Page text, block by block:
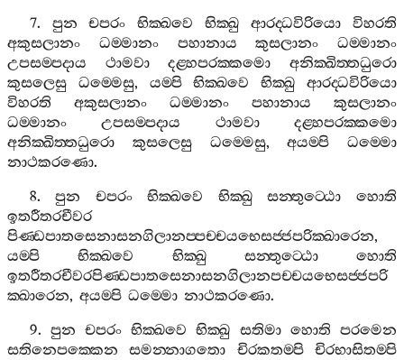
7. පුන චපරං භික‍්ඛවෙ භික‍්ඛු ආරද‍්ධවිරියො
විහරති
අකුසලානං
ධම‍්මානං පහානාය කුසලානං
ධම‍්මානං
උපසම‍්පදාය
ථාමවා දළ‍්හපරක‍්කමො
අනික‍්ඛිත‍්තධුරො
කුසලෙසු
ධම‍්මෙසු, යම‍්පි භික‍්ඛවෙ භික‍්ඛු
ආරද‍්ධවිරියො
විහරති
අකුසලානං ධම‍්මානං පහානාය
කුසලානං
ධම‍්මානං
උපසම‍්පදාය ථාමවා
දළ‍්හපරක‍්කමො
අනික‍්ඛිත‍්තධුරො
කුසලෙසු ධම‍්මෙසු,අයම‍්පි
ධම‍්මො
නාථකරණො.
8.පුන චපරං භික‍්ඛවෙ භික‍්ඛු සන‍්තුට‍්ඨො
හොති
ඉතරීතරචීවර
පිණ‍්ඩපාතසෙනාසනගිලානප‍්පච‍්චයභෙසජ‍්ජපරික‍්ඛාරෙන,
යම‍්පි
භික‍්ඛවෙ භික‍්ඛු සන‍්තුට‍්ඨො
හොති
ඉතරීතරචීවරපිණ‍්ඩපාතසෙනාසනගිලානපච‍්චයභෙසජ‍්ජපරි
ක‍්ඛාරෙන, අයම‍්පි ධම‍්මො නාථකරණො.
9. පුන චපරං භික‍්ඛවෙ භික‍්ඛු සතිමා හොති පරමෙන
සතිනෙපක‍්කෙන
සමන‍්නාගතො චිරකතම‍්පි
චිරභාසිතම‍්පි